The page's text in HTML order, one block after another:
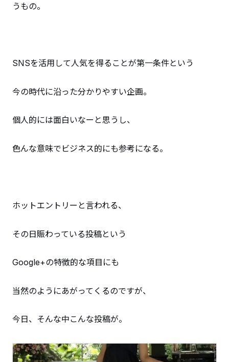
うもの。
SNSを活用して人気を得ることが第一条件という
今の時代に沿った分かりやすい企画。
個人的には面白いなーと思うし、
色んな意味でビジネス的にも参考になる。
ホットエントリーと言われる、
その日賑わっている投稿という
Google+の特徴的な項目にも
当然のようにあがってくるのですが、
今日、そんな中こんな投稿が。